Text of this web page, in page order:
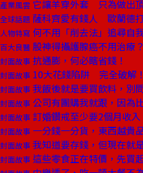
產業風雲 它讓羊穿外套 只為做出
全球話題 薩科齊愛有錢人 歐蘭德
人物特寫 何不用「削去法」追尋自
百大良醫 股神得攝護腺癌不用治療？
封面故事 抗通膨，何必瞎省錢！
封面故事 10大花錢陷阱 完全破解！
封面故事 我飯後就是要買飲料，別
封面故事 公司有團購我就跟，因為
封面故事 訂婚鑽戒至少要2個月收
封面故事 一分錢一分貨，東西越貴
封面故事 我知道要存錢，但現在就
封面故事 這些零食正在特價，先買